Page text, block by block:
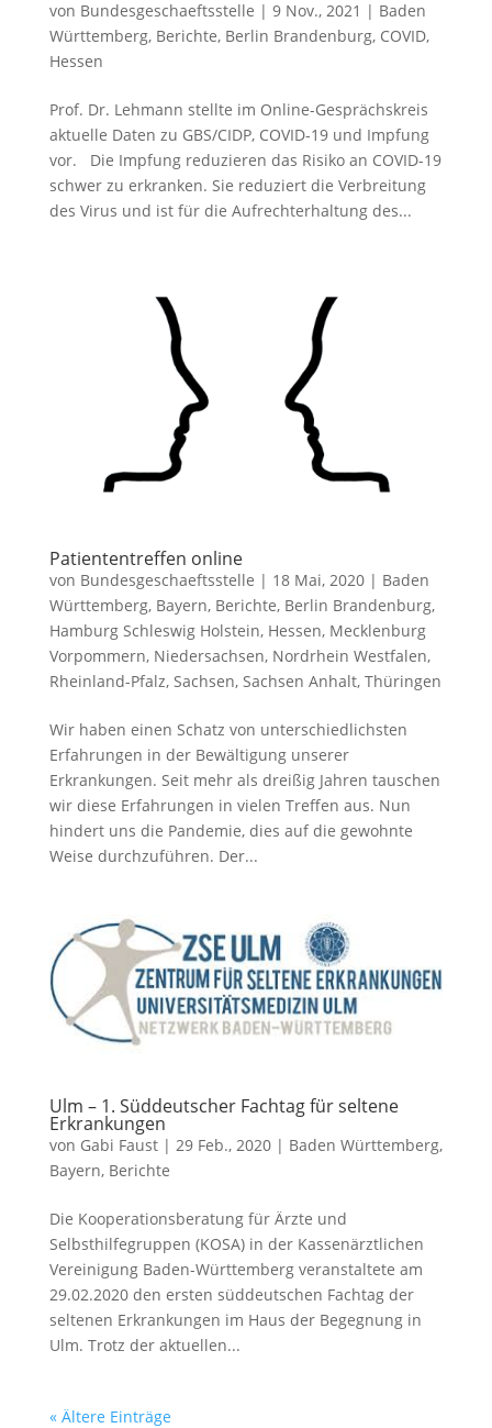
von Bundesgeschaeftsstelle | 9 Nov., 2021 | Baden
Württemberg, Berichte, Berlin Brandenburg, COVID,
Hessen
Prof. Dr. Lehmann stellte im Online-Gesprächskreis
aktuelle Daten zu GBS/CIDP, COVID-19 und Impfung
vor. Die Impfung reduzieren das Risiko an COVID-19
schwer zu erkranken. Sie reduziert die Verbreitung
des Virus und ist für die Aufrechterhaltung des...
Patiententreffen online
von Bundesgeschaeftsstelle | 18 Mai, 2020| Baden
Württemberg, Bayern, Berichte, Berlin Brandenburg,
Hamburg Schleswig Holstein, Hessen, Mecklenburg
Vorpommern, Niedersachsen, Nordrhein Westfalen,
Rheinland-Pfalz, Sachsen, Sachsen Anhalt, Thüringen
Wir haben einen Schatz von unterschiedlichsten
Erfahrungen in der Bewältigung unserer
Erkrankungen. Seit mehr als dreißig Jahren tauschen
wir diese Erfahrungen in vielen Treffen aus. Nun
hindert uns die Pandemie, dies auf die gewohnte
Weise durchzuführen. Der...
Ulm – 1. Süddeutscher Fachtag für seltene
Erkrankungen
von Gabi Faust| 29 Feb., 2020| Baden Württemberg,
Bayern, Berichte
Die Kooperationsberatung für Ärzte und
Selbsthilfegruppen (KOSA) in der Kassenärztlichen
Vereinigung Baden-Württemberg veranstaltete am
29.02.2020 den ersten süddeutschen Fachtag der
seltenen Erkrankungen im Haus der Begegnung in
Ulm. Trotz der aktuellen...
« Ältere Einträge